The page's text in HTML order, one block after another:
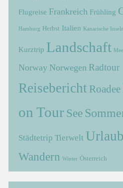
Flugreise Frankreich Frühling
Hamburg Herbst Italien Kanarische Inseln
Kurztrip Landschaft
Norway Norwegen Radtour
Reisebericht Roadee
on Tour See
Städtetrip Tierwelt Urlaub
Wandern Winter Österreich